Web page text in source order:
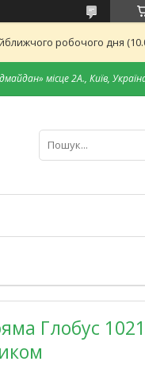
робочого дня
місце 2А., Київ,
Глобус